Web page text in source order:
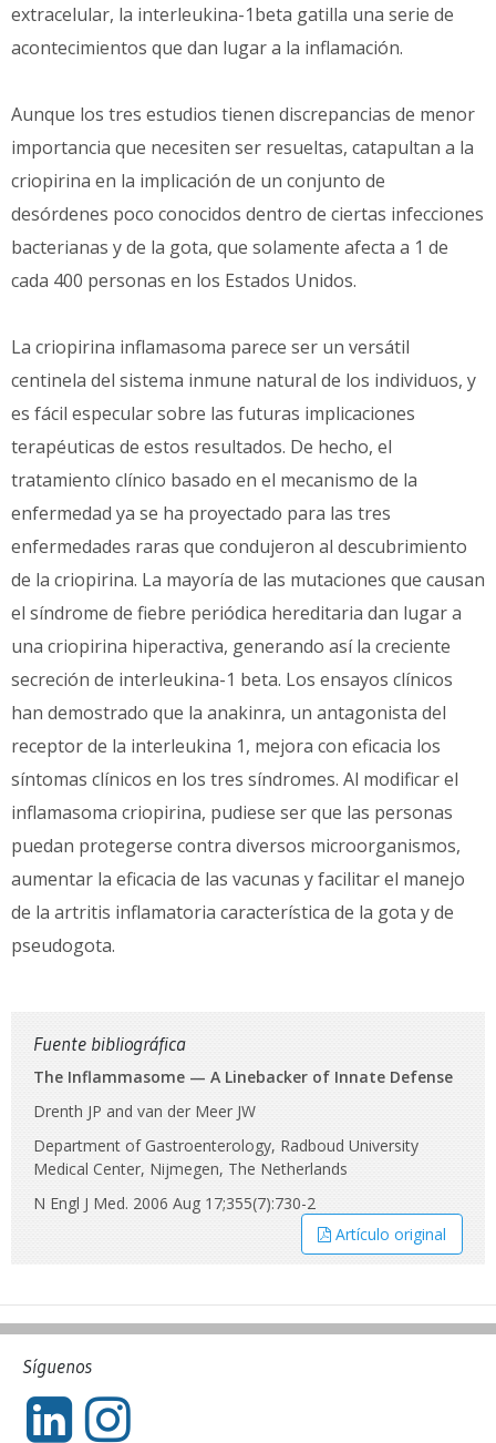
extracelular, la interleukina-1beta gatilla una serie de
acontecimientos que dan lugar a la inflamación.
Aunque los tres estudios tienen discrepancias de menor
importancia que necesiten ser resueltas, catapultan a la
criopirina en la implicación de un conjunto de
desórdenes poco conocidos dentro de ciertas infecciones
bacterianas y de la gota, que solamente afecta a 1 de
cada 400 personas en los Estados Unidos.
La criopirina inflamasoma parece ser un versátil
centinela del sistema inmune natural de los individuos, y
es fácil especular sobre las futuras implicaciones
terapéuticas de estos resultados. De hecho, el
tratamiento clínico basado en el mecanismo de la
enfermedad ya se ha proyectado para las tres
enfermedades raras que condujeron al descubrimiento
de la criopirina. La mayoría de las mutaciones que causan
el síndrome de fiebre periódica hereditaria dan lugar a
una criopirina hiperactiva, generando así la creciente
secreción de interleukina-1 beta. Los ensayos clínicos
han demostrado que la anakinra, un antagonista del
receptor de la interleukina 1, mejora con eficacia los
síntomas clínicos en los tres síndromes. Al modificar el
inflamasoma criopirina, pudiese ser que las personas
puedan protegerse contra diversos microorganismos,
aumentar la eficacia de las vacunas y facilitar el manejo
de la artritis inflamatoria característica de la gota y de
pseudogota.
Fuente bibliográfica
The Inflammasome — A Linebacker of Innate Defense
Drenth JP and van der Meer JW
Department of Gastroenterology, Radboud University
Medical Center, Nijmegen, The Netherlands
N Engl J Med. 2006 Aug 17;355(7):730-2
Artículo original
Síguenos